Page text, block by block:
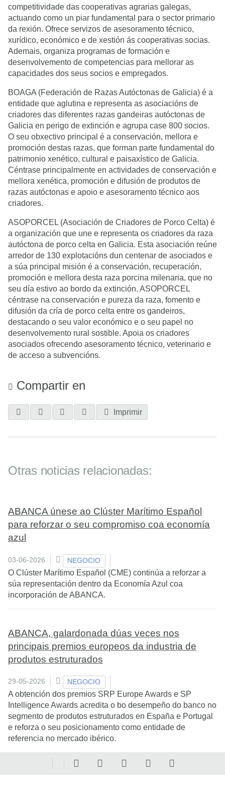
competitividade das cooperativas agrarias galegas,
actuando como un piar fundamental para o sector primario
da rexión. Ofrece servizos de asesoramento técnico,
xurídico, económico e de xestión ás cooperativas socias.
Ademais, organiza programas de formación e
desenvolvemento de competencias para mellorar as
capacidades dos seus socios e empregados.
BOAGA (Federación de Razas Autóctonas de Galicia) é a
entidade que aglutina e representa as asociacións de
criadores das diferentes razas gandeiras autóctonas de
Galicia en perigo de extinción e agrupa case 800 socios.
O seu obxectivo principal é a conservación, mellora e
promoción destas razas, que forman parte fundamental do
patrimonio xenético, cultural e paisaxístico de Galicia.
Céntrase principalmente en actividades de conservación e
mellora xenética, promoción e difusión de produtos de
razas autóctonas e apoio e asesoramento técnico aos
criadores.
ASOPORCEL (Asociación de Criadores de Porco Celta) é
a organización que une e representa os criadores da raza
autóctona de porco celta en Galicia. Esta asociación reúne
arredor de 130 explotacións dun centenar de asociados e
a súa principal misión é a conservación, recuperación,
promoción e mellora desta raza porcina milenaria, que no
seu día estivo ao bordo da extinción. ASOPORCEL
céntrase na conservación e pureza da raza, fomento e
difusión da cría de porco celta entre os gandeiros,
destacando o seu valor económico e o seu papel no
desenvolvemento rural sostible. Apoia os criadores
asociados ofrecendo asesoramento técnico, veterinario e
de acceso a subvencións.
Compartir en
Imprimir
Otras noticias relacionadas:
ABANCA únese ao Clúster Marítimo Español
para reforzar o seu compromiso coa economía
azul
03-06-2026 NEGOCIO
O Clúster Marítimo Español (CME) continúa a reforzar a
súa representación dentro da Economía Azul coa
incorporación de ABANCA.
ABANCA, galardonada dúas veces nos
principais premios europeos da industria de
produtos estruturados
29-05-2026 NEGOCIO
A obtención dos premios SRP Europe Awards e SP
Intelligence Awards acredita o bo desempeño do banco no
segmento de produtos estruturados en España e Portugal
e reforza o seu posicionamento como entidade de
referencia no mercado ibérico.